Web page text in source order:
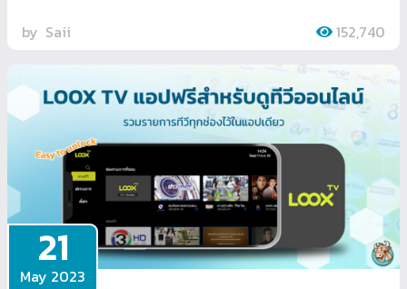
by Saii 152,740
21
May 2023